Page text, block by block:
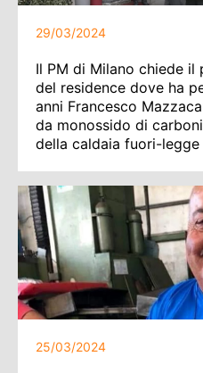
29/03/2024
Il PM di Milano chiede
del residence dove ha
anni Francesco
da monossido di
della caldaia fuori-legge
25/03/2024